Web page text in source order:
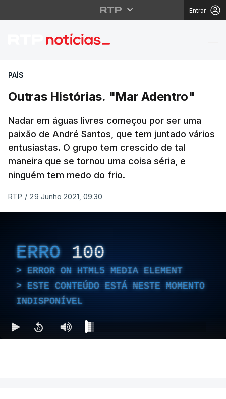
Entrar
Outras Histórias.
PAÍS
Outras Histórias. "Mar Adentro"
Nadar em águas livres começou por ser uma
paixão de André Santos, que tem juntado vários
entusiastas. O grupo tem crescido de tal
maneira que se tornou uma coisa séria, e
ninguém tem medo do frio.
RTP / 29 Junho 2021, 09:30
ERRO 100
ERROR ON HTML5 MEDIA ELEMENT
ESTE CONTEÚDO ESTÁ NESTE MOMENTO
INDISPONÍVEL